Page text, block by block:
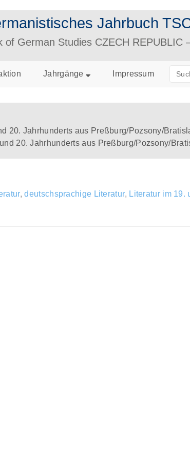
Jahrbuch
of German Studies CZECH REPUBLIC
Jahrgänge Impressum
20. Jahrhunderts aus Preßburg/Pozsony/
20. Jahrhunderts aus Preßburg/Pozsony/
,deutschsprachige Literatur, Literatur im 19.